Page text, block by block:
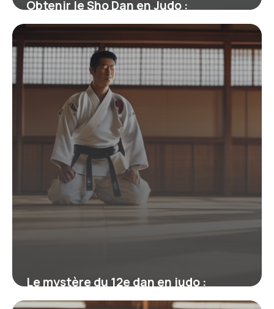
Obtenir le Sho Dan en Judo :
Signification, Parcours et Enjeux
19 juin 2026
Le mystère du 12e dan en judo :
mythe, réalité et héritage de Jigoro